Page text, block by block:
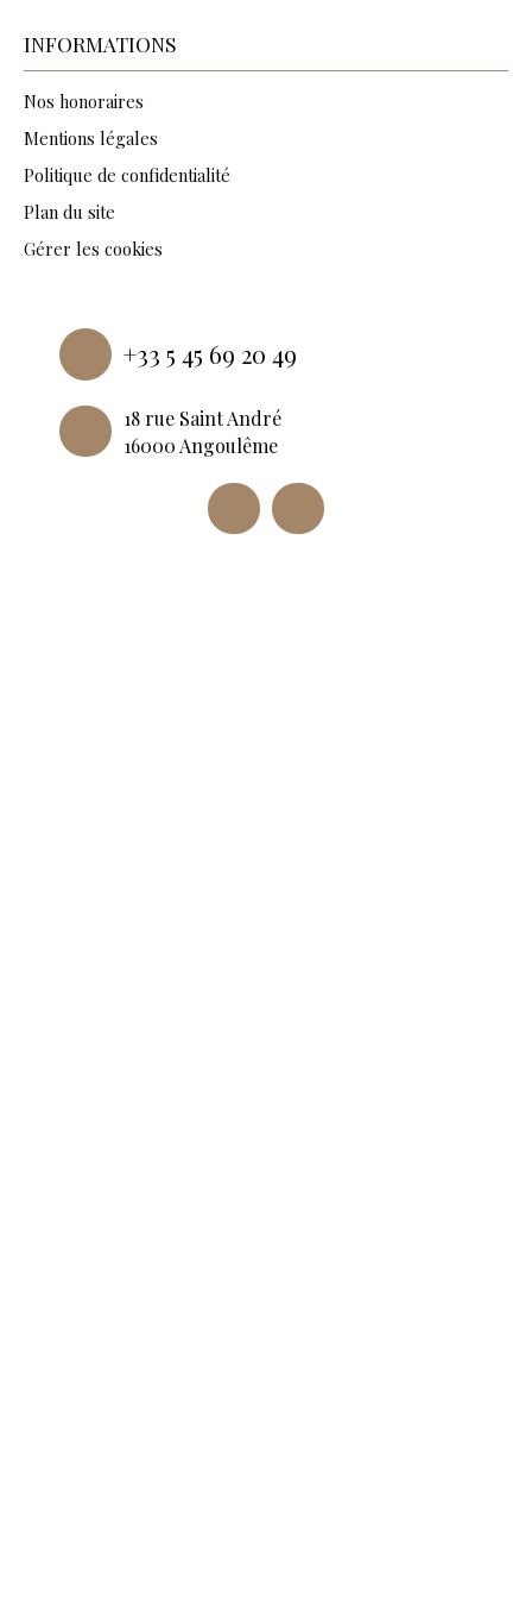
INFORMATIONS
Nos honoraires
Mentions légales
Politique de confidentialité
Plan du site
Gérer les cookies
+33 5 45 69 20 49
18 rue Saint André
16000 Angoulême